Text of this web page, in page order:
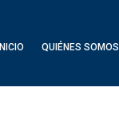
INICIO QUIÉNES SOMOS